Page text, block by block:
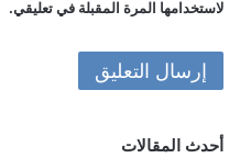
لاستخدامها المرة المقبلة في تعليقي.
أحدث المقالات